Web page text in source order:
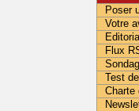
Poser
Votre
Flux
Test
Charte